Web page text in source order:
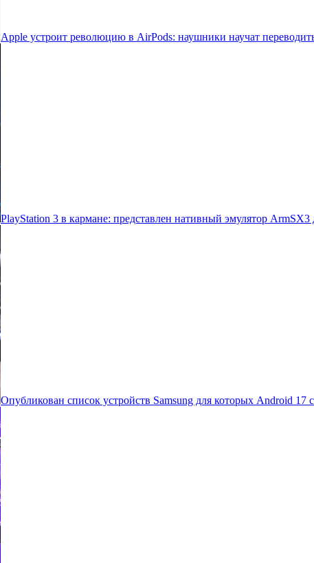
Apple устроит революцию в AirPods: наушники научат
PlayStation 3 в кармане: представлен нативный эмулятор ArmSX3
Опубликован список устройств Samsung для которых Android